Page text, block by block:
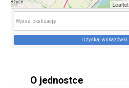
Leaflet
Uzyskaj wskazówki
O jednostce